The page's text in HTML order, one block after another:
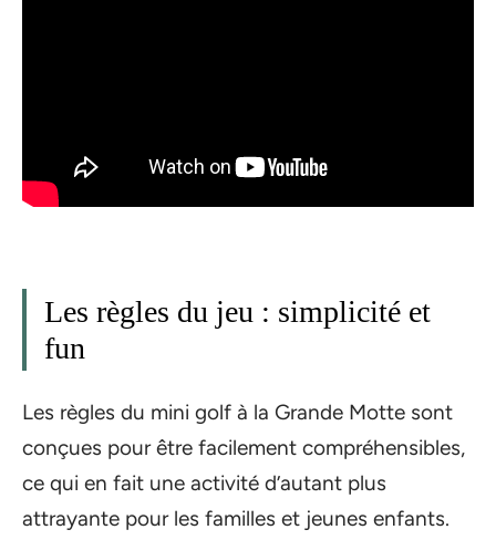
Les règles du jeu : simplicité et
fun
Les règles du mini golf à la Grande Motte sont
conçues pour être facilement compréhensibles,
ce qui en fait une activité d’autant plus
attrayante pour les familles et jeunes enfants.